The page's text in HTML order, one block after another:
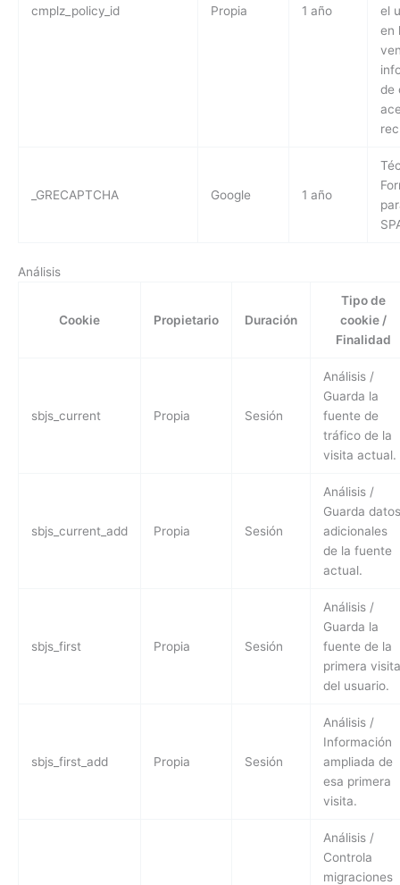
cmplz_policy_id Propia 1 año
el
en
de
_GRECAPTCHA Google 1 año
Análisis
Cookie Propietario Duración
Tipo de
cookie /
Finalidad
sbjs_current Propia Sesión
Análisis /
Guarda la
fuente de
tráfico de la
visita actual.
sbjs_current_add Propia Sesión
Análisis /
Guarda datos
adicionales
de la fuente
actual.
sbjs_first Propia Sesión
Análisis /
Guarda la
fuente de la
primera visita
del usuario.
sbjs_first_add Propia Sesión
Análisis /
Información
ampliada de
esa primera
visita.
Análisis /
Controla
migraciones